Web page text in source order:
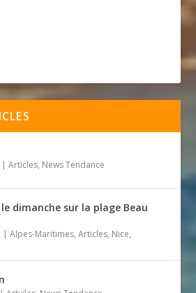
|Articles, News Tendance
dimanche sur la plage Beau
|Alpes-Maritimes,Articles, Nice,